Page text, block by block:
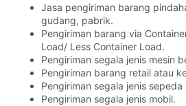
Jasa pengiriman barang
gudang, pabrik.
Pengiriman barang via
Load/ Less Container Load.
Pengiriman segala jenis mesin
Pengiriman barang retail atau
Pengiriman segala jenis sepeda
Pengiriman segala jenis mobil.